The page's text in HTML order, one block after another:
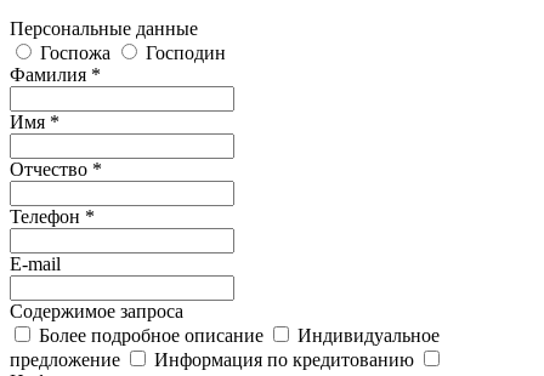
Персональные данные
Госпожа
Господин
Фамилия *
Имя *
Отчество *
Телефон *
E-mail
Содержимое запроса
Более подробное описание
Индивидуальное
предложение
Информация по кредитованию